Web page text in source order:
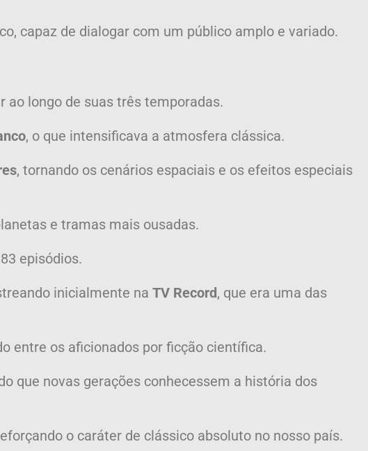
capaz de dialogar com um público amplo e variado.
ao longo de suas três temporadas.
, o que intensificava a atmosfera clássica.
, tornando os cenários espaciais e os efeitos especiais
e tramas mais ousadas.
episódios.
inicialmente na TV Record, que era uma das
entre os aficionados por ficção científica.
que novas gerações conhecessem a história dos
o caráter de clássico absoluto no nosso país.